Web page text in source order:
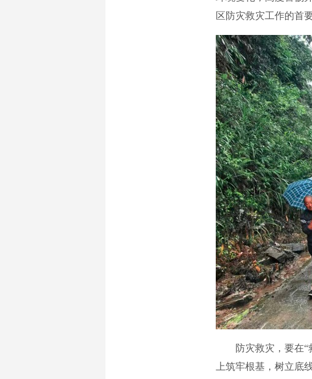
区防灾救灾工作的首
防灾救灾，要在“救
上筑牢根基，树立底